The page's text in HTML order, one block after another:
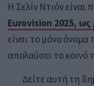
Η Σελίν Ντιόν είναι
Eurovision 2025, ως
είναι το μόνο όνομα
απολαύσει το κοινό
Δείτε αυτή τη